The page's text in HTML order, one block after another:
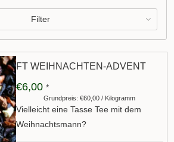
Filter
FT WEIHNACHTEN-ADVENT
€6,00 *
Grundpreis: €60,00 / Kilogramm
Vielleicht eine Tasse Tee mit dem
Weihnachtsmann?